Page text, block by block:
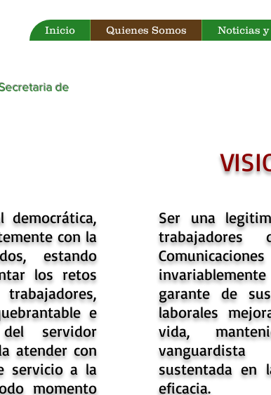
Inicio Quienes Somos Noticias
de
democrática,
con la
estando
los retos
e
servidor
atender con
servicio a la
momento
Ser una
garante de
laborales
vida,
sustentada en
eficacia.